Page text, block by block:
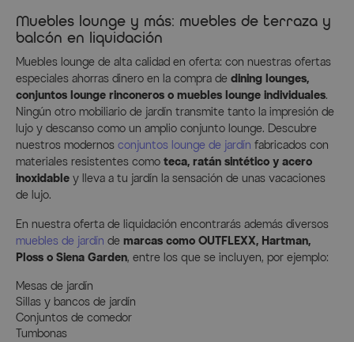
Muebles lounge y más: muebles de terraza y
balcón en liquidación
Muebles lounge de alta calidad en oferta: con nuestras ofertas
especiales ahorras dinero en la compra de dining lounges,
conjuntos lounge rinconeros o muebles lounge individuales.
Ningún otro mobiliario de jardín transmite tanto la impresión de
lujo y descanso como un amplio conjunto lounge. Descubre
nuestros modernos conjuntos lounge de jardín fabricados con
materiales resistentes como teca, ratán sintético y acero
inoxidable y lleva a tu jardín la sensación de unas vacaciones
de lujo.
En nuestra oferta de liquidación encontrarás además diversos
muebles de jardín de marcas como OUTFLEXX, Hartman,
Ploss o Siena Garden, entre los que se incluyen, por ejemplo:
Mesas de jardín
Sillas y bancos de jardín
Conjuntos de comedor
Tumbonas